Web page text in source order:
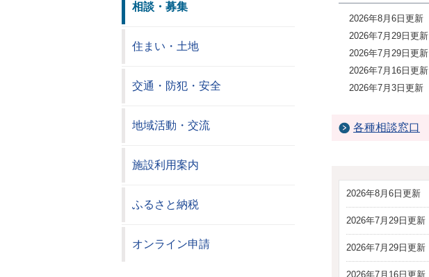
2026年8月6日更新
2026年7月29日更新
2026年7月29日更新
2026年7月16日更新
2026年7月3日更新
各種相談窓口
2026年8月6日更新
2026年7月29日更新
2026年7月29日更新
2026年7月16日更新
相談・募集
住まい・土地
交通・防犯・安全
地域活動・交流
施設利用案内
ふるさと納税
オンライン申請